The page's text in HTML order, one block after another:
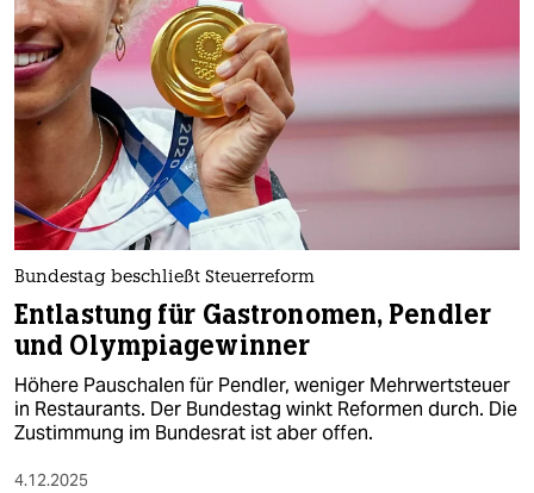
Bundestag beschließt Steuerreform
Entlastung für Gastronomen, Pendler
und Olympiagewinner
Höhere Pauschalen für Pendler, weniger Mehrwertsteuer
in Restaurants. Der Bundestag winkt Reformen durch. Die
Zustimmung im Bundesrat ist aber offen.
4.12.2025